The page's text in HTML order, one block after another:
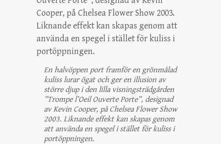
En halvöppen port framför en grönmålad
kuliss lurar ögat och ger en illusion av
större djup i den lilla visningsträdgården
”Trompe l’Oeil Ouverte Porte”, designad
av Kevin Cooper, på Chelsea Flower Show
2003. Liknande effekt kan skapas genom
att använda en spegel i stället för kuliss i
portöppningen.